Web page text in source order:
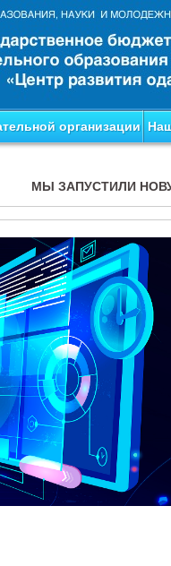
организации
МЫ ЗАПУСТИЛИ